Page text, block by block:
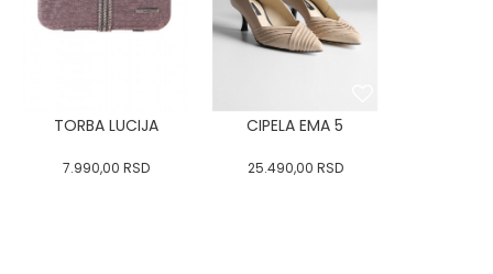
TORBA LUCIJA
7.990,00 RSD
CIPELA EMA 5
25.490,00 RSD